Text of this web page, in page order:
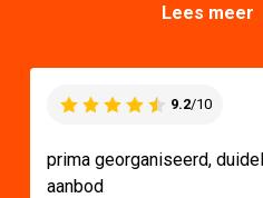
Lees meer
9.2/10
prima georganiseerd,
aanbod